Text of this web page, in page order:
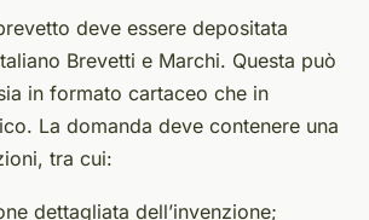
deve essere depositata
Brevetti e Marchi. Questa può
in formato cartaceo che in
La domanda deve contenere una
tra cui:
dettagliata dell’invenzione;